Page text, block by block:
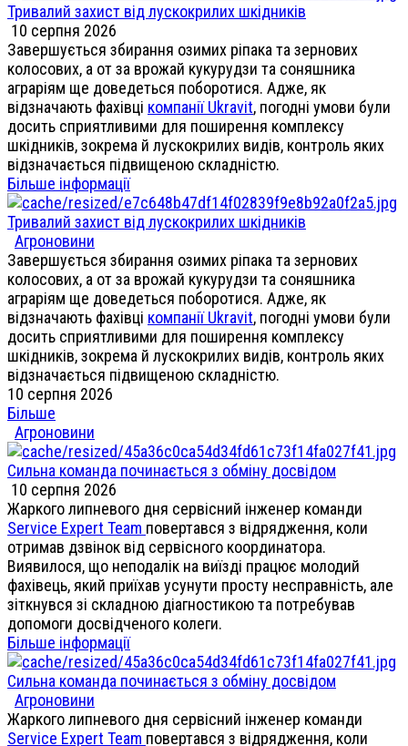
Тривалий захист від лускокрилих шкідників
10 серпня 2026
Завершується збирання озимих ріпака та зернових
колосових, а от за врожай кукурудзи та соняшника
аграріям ще доведеться поборотися. Адже, як
відзначають фахівці компанії Ukravit, погодні умови були
досить сприятливими для поширення комплексу
шкідників, зокрема й лускокрилих видів, контроль яких
відзначається підвищеною складністю.
Більше інформації
Тривалий захист від лускокрилих шкідників
Агроновини
Завершується збирання озимих ріпака та зернових
колосових, а от за врожай кукурудзи та соняшника
аграріям ще доведеться поборотися. Адже, як
відзначають фахівці компанії Ukravit, погодні умови були
досить сприятливими для поширення комплексу
шкідників, зокрема й лускокрилих видів, контроль яких
відзначається підвищеною складністю.
10 серпня 2026
Більше
Агроновини
Сильна команда починається з обміну досвідом
10 серпня 2026
Жаркого липневого дня сервісний інженер команди
Service Expert Team повертався з відрядження, коли
отримав дзвінок від сервісного координатора.
Виявилося, що неподалік на виїзді працює молодий
фахівець, який приїхав усунути просту несправність, але
зіткнувся зі складною діагностикою та потребував
допомоги досвідченого колеги.
Більше інформації
Сильна команда починається з обміну досвідом
Агроновини
Жаркого липневого дня сервісний інженер команди
Service Expert Team повертався з відрядження, коли